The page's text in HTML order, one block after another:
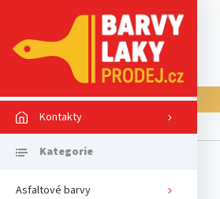
Kontakty
Asfaltové barvy